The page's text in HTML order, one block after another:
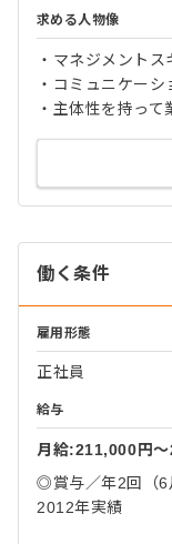
求める人物像
・マネジメント
・コミュニケー
・主体性を持っ
働く条件
雇用形態
正社員
給与
月給:211,000円
◎賞与／年2回（6
2012年実績